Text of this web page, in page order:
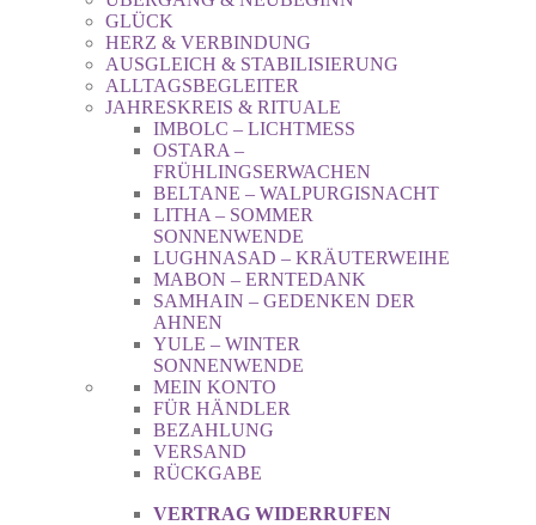
GLÜCK
HERZ & VERBINDUNG
AUSGLEICH & STABILISIERUNG
ALLTAGSBEGLEITER
JAHRESKREIS & RITUALE
IMBOLC – LICHTMESS
OSTARA –
FRÜHLINGSERWACHEN
BELTANE – WALPURGISNACHT
LITHA – SOMMER
SONNENWENDE
LUGHNASAD – KRÄUTERWEIHE
MABON – ERNTEDANK
SAMHAIN – GEDENKEN DER
AHNEN
YULE – WINTER
SONNENWENDE
MEIN KONTO
FÜR HÄNDLER
BEZAHLUNG
VERSAND
RÜCKGABE
VERTRAG WIDERRUFEN